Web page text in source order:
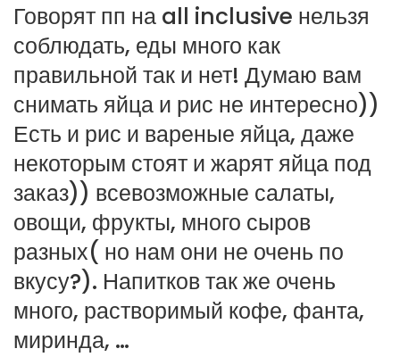
Говорят пп на all inclusive нельзя
соблюдать, еды много как
правильной так и нет! Думаю вам
снимать яйца и рис не интересно))
Есть и рис и вареные яйца, даже
некоторым стоят и жарят яйца под
заказ)) всевозможные салаты,
овощи, фрукты, много сыров
разных( но нам они не очень по
вкусу?). Напитков так же очень
много, растворимый кофе, фанта,
миринда, …